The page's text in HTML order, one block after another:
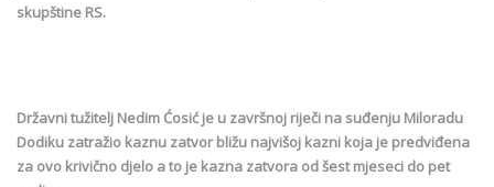
skupštine RS.
Državni tužitelj Nedim Ćosić je u završnoj riječi na suđenju Miloradu
Dodiku zatražio kaznu zatvor bližu najvišoj kazni koja je predviđena
za ovo krivično djelo a to je kazna zatvora od šest mjeseci do pet